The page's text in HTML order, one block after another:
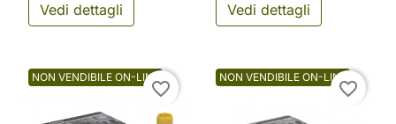
Vedi dettagli Vedi dettagli
NON VENDIBILE ON-LINE
favorite_border
NON VENDIBILE ON-LINE
favorite_border